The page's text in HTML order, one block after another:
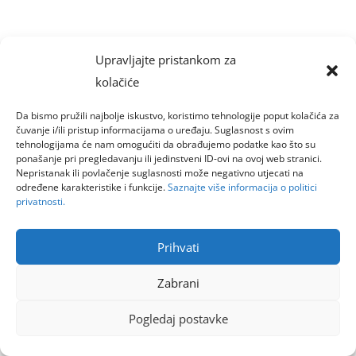
Upravljajte pristankom za
kolačiće
Da bismo pružili najbolje iskustvo, koristimo tehnologije poput kolačića za
čuvanje i/ili pristup informacijama o uređaju. Suglasnost s ovim
tehnologijama će nam omogućiti da obrađujemo podatke kao što su
ponašanje pri pregledavanju ili jedinstveni ID-ovi na ovoj web stranici.
Nepristanak ili povlačenje suglasnosti može negativno utjecati na
određene karakteristike i funkcije.Saznajte više informacija o politici
privatnosti.
Prihvati
Zabrani
Pogledaj postavke